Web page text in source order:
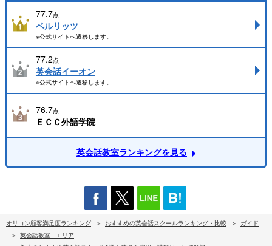
77.7点
ベルリッツ
※公式サイトへ遷移します。
77.2点
英会話イーオン
※公式サイトへ遷移します。
76.7点
ＥＣＣ外語学院
英会話教室ランキングを見る
オリコン顧客満足度ランキング おすすめの英会話スクールランキング・比較
ガイド
英会話教室 - エリア